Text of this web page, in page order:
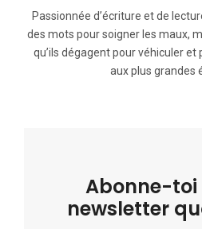
Passionnée d’écriture et de
des mots pour soigner les maux,
qu’ils dégagent pour véhiculer
aux plus grandes
Abonne-toi
newsletter